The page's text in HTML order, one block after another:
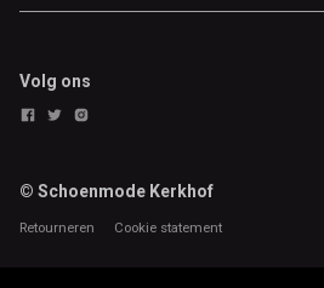
Volg ons
© Schoenmode Kerkhof
Retourneren Cookie statement